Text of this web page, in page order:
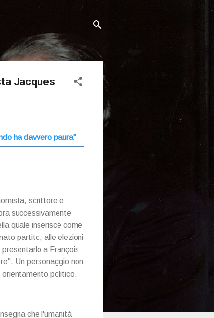
Jacques
ha davvero paura"
scrittore e
successivamente
quale inserisce come
partito, alle elezioni
a François
Un personaggio non
politico.
che l'umanità